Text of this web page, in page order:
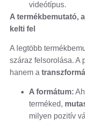
videótípus.
A termékbemutató,
kelti fel
A legtöbb
száraz felsorolása. A
hanem a
A formátum:
terméked,
milyen pozitív